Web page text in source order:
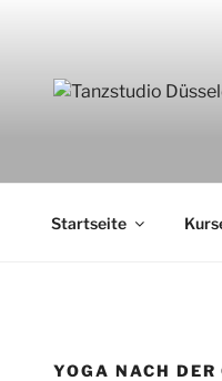
Startseite
YOGA NACH DER